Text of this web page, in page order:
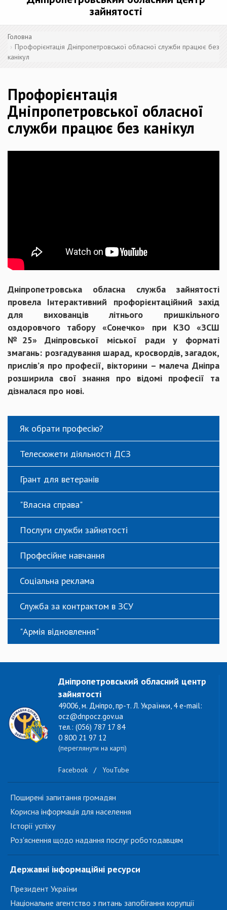
зайнятості
Головна
Профорієнтація Дніпропетровської обласної служби працює без
канікул
Профорієнтація
Дніпропетровської обласної
служби працює без канікул
Дніпропетровська обласна служба зайнятості
провела Інтерактивний профорієнтаційний захід
для вихованців літнього пришкільного
оздоровчого табору «Сонечко» при КЗО «ЗСШ
№25» Дніпровської міської ради у форматі
змагань: розгадування шарад, кросвордів, загадок,
прислів’я про професії, вікторини – малеча Дніпра
розширила свої знання про відомі професії та
дізналася про нові.
Як обрати професію?
Телесюжети діяльності ДСЗ
Грант для ветеранів
"Власна справа"
Послуги служби зайнятості
Професійне навчання
Соціальна реклама
Служба за контрактом в ЗСУ
"Армія відновлення"
Дніпропетровський обласний центр
зайнятості
49006, м. Дніпро, пр-т. Л. Українки, 4 e-mail:
ocz@dnpocz.gov.ua
тел.: (056) 787 17 84
0 800 21 97 12
(переглянути на карті)
Facebook / YouTube
Поширені запитання громадян
Корисна інформація для населення
Історії успіху
Роз'яснення щодо надання послуг роботодавцям
Державні інформаційні ресурси
Президент України
Національне агентство з питань запобігання корупції